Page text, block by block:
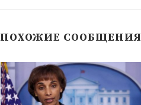
ПОХОЖИЕ СООБЩЕНИЯ